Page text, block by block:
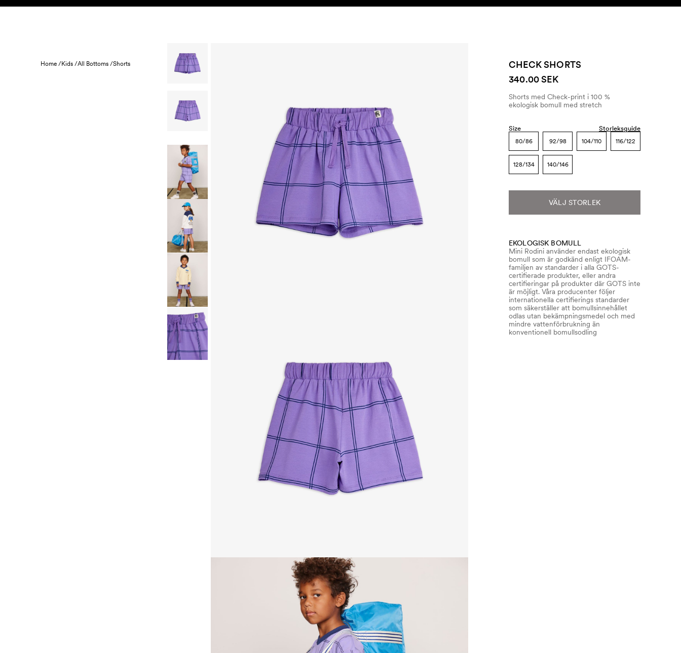
Skip to content
Home /Kids /All Bottoms /Shorts
CHECK SHORTS
340.00 SEK
Shorts med Check-print i 100 %
ekologisk bomull med stretch
Size Storleksguide
80/86 92/98 104/110 116/122
128/134 140/146
VÄLJ STORLEK
EKOLOGISK BOMULL
Mini Rodini använder endast ekologisk
bomull som är godkänd enligt IFOAM-
familjen av standarder i alla GOTS-
certifierade produkter, eller andra
certifieringar på produkter där GOTS inte
är möjligt. Våra producenter följer
internationella certifierings standarder
som säkerställer att bomullsinnehållet
odlas utan bekämpningsmedel och med
mindre vattenförbrukning än
konventionell bomullsodling